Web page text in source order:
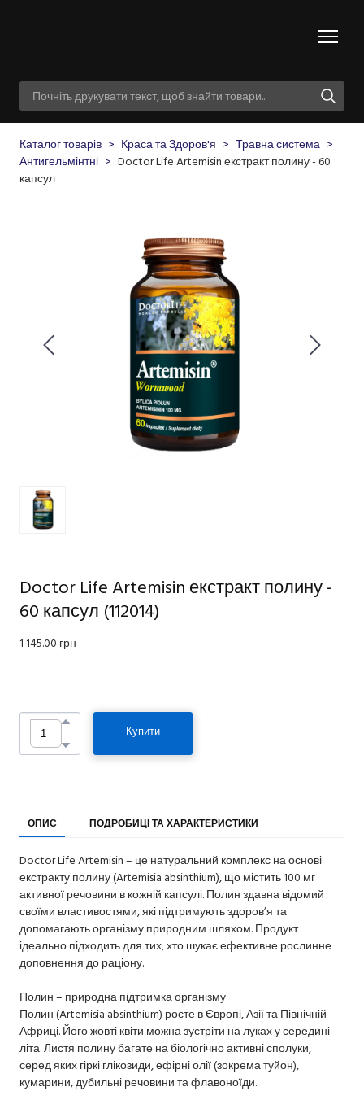
Каталог товарів Краса та Здоров'я
Травна система
Антигельмінтні
Doctor Life Artemisin екстракт полину - 60
капсул
Doctor Life Artemisin екстракт полину -
60 капсул (112014)
1 145.00 грн
Купити
ОПИС ПОДРОБИЦІ ТА ХАРАКТЕРИСТИКИ
Doctor Life Artemisin – це натуральний комплекс на основі
екстракту полину (Artemisia absinthium), що містить 100 мг
активної речовини в кожній капсулі. Полин здавна відомий
своїми властивостями, які підтримують здоров’я та
допомагають організму природним шляхом. Продукт
ідеально підходить для тих, хто шукає ефективне рослинне
доповнення до раціону.
Полин – природна підтримка організму
Полин (Artemisia absinthium) росте в Європі, Азії та Північній
Африці. Його жовті квіти можна зустріти на луках у середині
літа. Листя полину багате на біологічно активні сполуки,
серед яких гіркі глікозиди, ефірні олії (зокрема туйон),
кумарини, дубильні речовини та флавоноїди.